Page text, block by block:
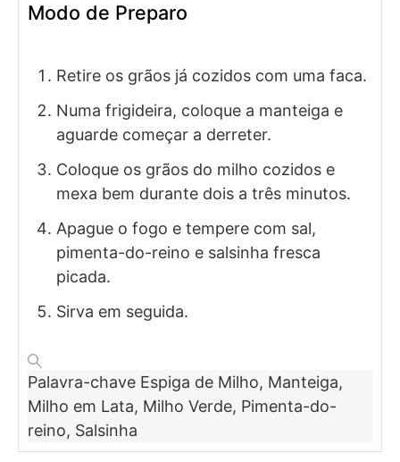
Modo de Preparo
Retire os grãos já cozidos com uma faca.
Numa frigideira, coloque a manteiga e
aguarde começar a derreter.
Coloque os grãos do milho cozidos e
mexa bem durante dois a três minutos.
Apague o fogo e tempere com sal,
pimenta-do-reino e salsinha fresca
picada.
Sirva em seguida.
Palavra-chave Espiga de Milho, Manteiga,
Milho em Lata, Milho Verde, Pimenta-do-
reino, Salsinha